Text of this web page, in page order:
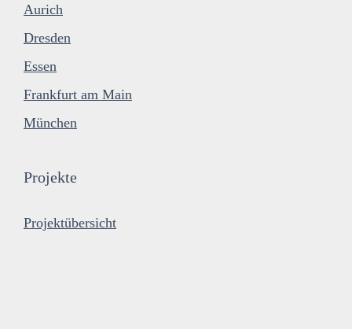
Aurich
Dresden
Essen
Frankfurt am Main
München
Projekte
Projektübersicht